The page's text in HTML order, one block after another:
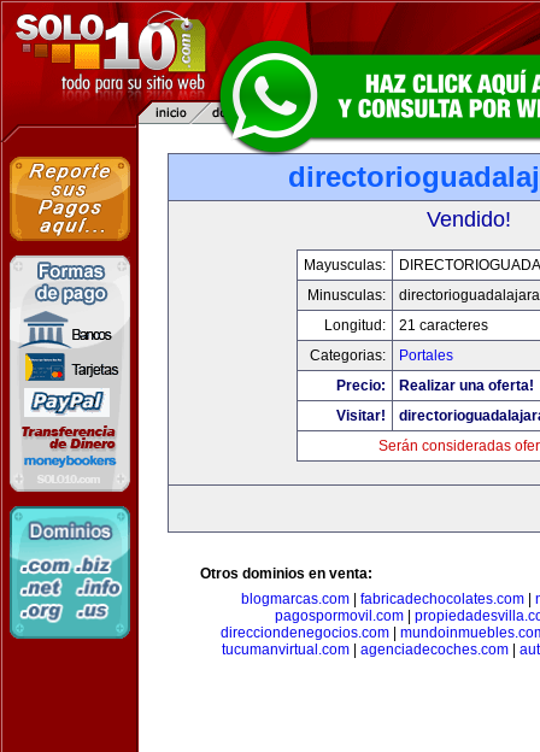
Vendido!
Mayusculas:
Minusculas:
Longitud:
21 caracteres
Categorias:
Portales
Precio:
Realizar una oferta!
Visitar!
Serán consideradas
Otros dominios en venta:
blogmarcas.com
fabricadechocolates.com
pagospormovil.com
direcciondenegocios.com
tucumanvirtual.com| agenciadecoches.com|